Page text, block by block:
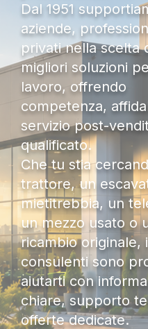
Dal 1951
aziende,
privati nella scelta
migliori soluzioni
lavoro, offrendo
competenza,
servizio post-
qualificato.
Che tu stia
trattore, un
mietitrebbia, un
un mezzo usato o
ricambio originale,
consulenti sono
aiutarti con
chiare, supporto
offerte dedicate.